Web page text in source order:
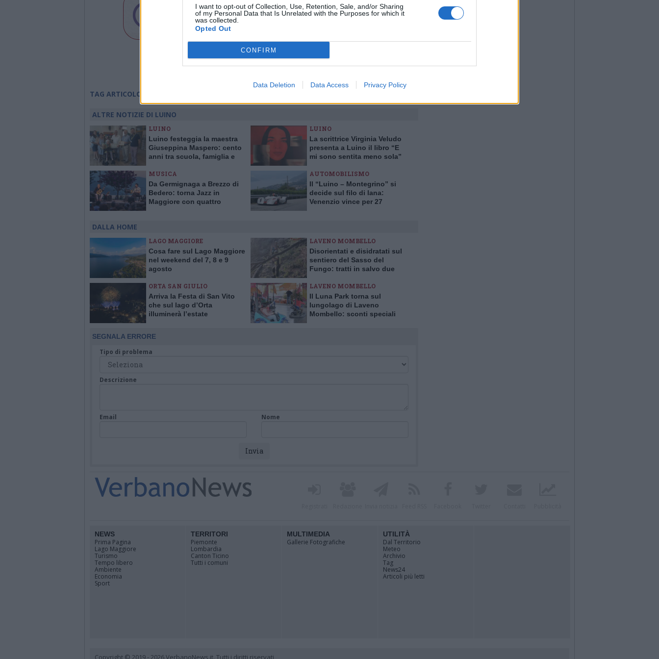
I want to opt-out of Collection, Use, Retention, Sale, and/or Sharing
of my Personal Data that Is Unrelated with the Purposes for which it
was collected.
Opted Out
CONFIRM
Data Deletion Data Access Privacy Policy
Tutti gli eventi
agosto
Pubblicato il 10 Maggio 2009
TAG ARTICOLO
ALTRE NOTIZIE DI LUINO
LUINO
Luino festeggia la maestra
Giuseppina Maspero: cento
anni tra scuola, famiglia e
LUINO
La scrittrice Virginia Veludo
presenta a Luino il libro “E
mi sono sentita meno sola”
MUSICA
Da Germignaga a Brezzo di
Bedero: torna Jazz in
Maggiore con quattro
AUTOMOBILISMO
Il “Luino – Montegrino” si
decide sul filo di lana:
Venenzio vince per 27
DALLA HOME
LAGO MAGGIORE
Cosa fare sul Lago Maggiore
nel weekend del 7, 8 e 9
agosto
LAVENO MOMBELLO
Disorientati e disidratati sul
sentiero del Sasso del
Fungo: tratti in salvo due
ORTA SAN GIULIO
Arriva la Festa di San Vito
che sul lago d’Orta
illuminerà l’estate
LAVENO MOMBELLO
Il Luna Park torna sul
lungolago di Laveno
Mombello: sconti speciali
SEGNALA ERRORE
Tipo di problema
Descrizione
Email Nome
NEWS
Prima Pagina
Lago Maggiore
Turismo
Tempo libero
Ambiente
Economia
Sport
TERRITORI
Piemonte
Lombardia
Canton Ticino
Tutti i comuni
MULTIMEDIA
Gallerie Fotografiche
UTILITÀ
Dal Territorio
Meteo
Archivio
Tag
News24
Articoli più letti
Copyright © 2019 - 2026 VerbanoNews.it. Tutti i diritti riservati